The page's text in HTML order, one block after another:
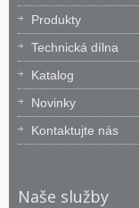
Produkty
Technická dílna
Katalog
Novinky
Kontaktujte nás
Naše služby